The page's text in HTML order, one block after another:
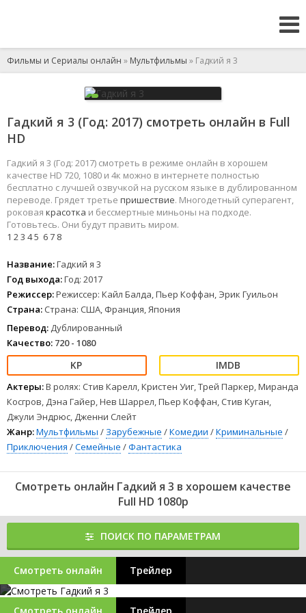
Фильмы и Сериалы онлайн » Мультфильмы » Гадкий я 3
Гадкий я 3 (Год: 2017) смотреть онлайн в Full
HD
Гадкий я 3 (Год: 2017) смотреть в режиме онлайн в хорошем
качестве HD 720, 1080 и 4к можно в интернете полностью
бесплатно с лучшей озвучкой на русском языке в дублированном
переводе. Грядет третье пришествие. Многодетный суперагент,
роковая красотка и бессмертные миньоны на подходе.
Готовьтесь. Они будут править миром.
1 23 45 67 8
Название:Гадкий я 3
Год выхода:Год: 2017
Режиссер:Режиссер: Кайл Балда, Пьер Коффан, Эрик Гуильон
Страна: Страна: США, Франция, Япония
Перевод: Дублированный
Качество: 720 - 1080
Актеры:В ролях: Стив Карелл, Кристен Уиг, Трей Паркер, Миранда
Косгров, Дэна Гайер, Нев Шаррел, Пьер Коффан, Стив Куган,
Джули Эндрюс, Дженни Слейт
Жанр:Мультфильмы / Зарубежные /Комедии /Криминальные /
Приключения /Семейные /Фантастика
Смотреть онлайн Гадкий я 3 в хорошем качестве
Full HD 1080p
ПОИСК ПО ПАРАМЕТРАМ
Смотреть онлайн Трейлер